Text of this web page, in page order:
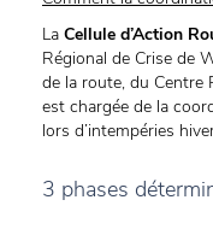
La Cellule d’Action
Régional de Crise de
de la route, du Centre
est chargée de la
lors d’intempéries
3 phases